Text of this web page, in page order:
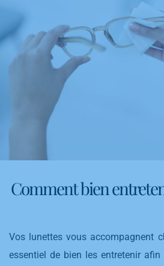
Comment bien
Vos lunettes vous accompagnent
essentiel de bien les entretenir